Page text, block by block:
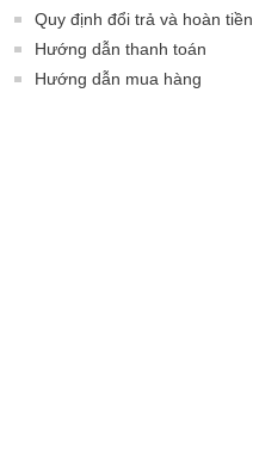
Quy định đổi trả và hoàn tiền
Hướng dẫn thanh toán
Hướng dẫn mua hàng